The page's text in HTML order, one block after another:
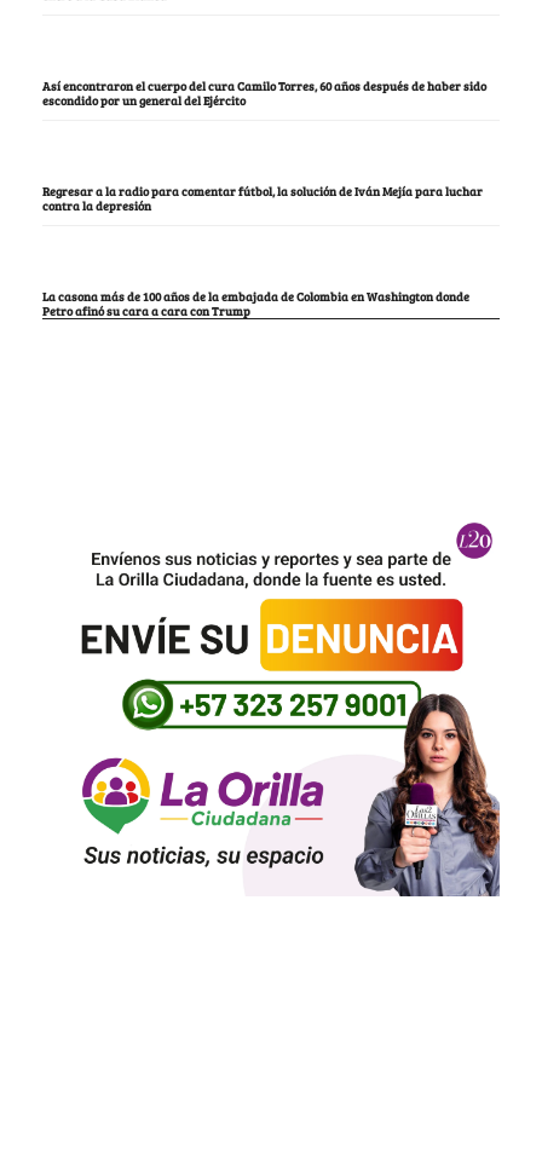
Así encontraron el cuerpo del cura Camilo Torres, 60 años después de haber sido
escondido por un general del Ejército
Regresar a la radio para comentar fútbol, la solución de Iván Mejía para luchar
contra la depresión
La casona más de 100 años de la embajada de Colombia en Washington donde
Petro afinó su cara a cara con Trump